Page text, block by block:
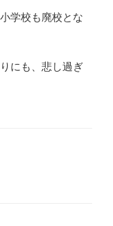
学校も廃校とな
にも、悲し過ぎ